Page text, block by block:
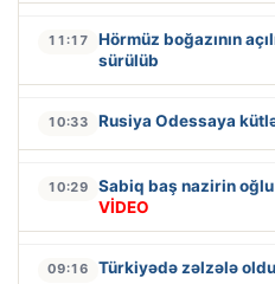
11:17
Hörmüz boğazının
sürülüb
10:33 Rusiya Odessaya
10:29 Sabiq baş nazirin
VİDEO
09:16 Türkiyədə zəlzələ oldu